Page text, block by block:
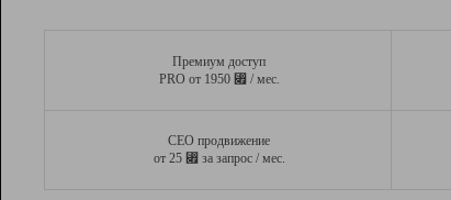
Премиум доступ
PRO от 1950 ⃏ / мес.
СЕО продвижение
от 25 ⃏ за запрос / мес.